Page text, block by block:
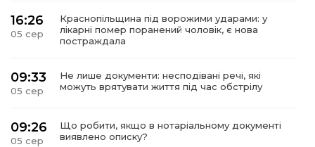
16:26
05 сер
Краснопільщина під ворожими ударами: у
лікарні помер поранений чоловік, є нова
постраждала
09:33
05 сер
Не лише документи: несподівані речі, які
можуть врятувати життя під час обстрілу
09:26
05 сер
Що робити, якщо в нотаріальному документі
виявлено описку?